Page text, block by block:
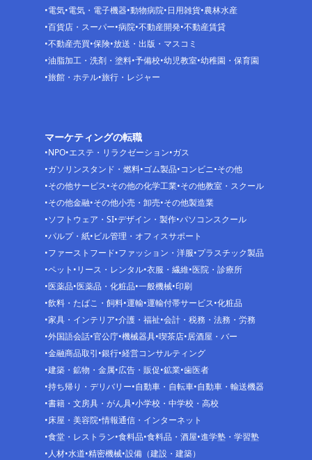
電気 電気・電子機器 動物病院 日用雑貨 農林水産
百貨店・スーパー 病院 不動産開発 不動産賃貸
不動産売買 保険 放送・出版・マスコミ
油脂加工・洗剤・塗料 予備校 幼児教室 幼稚園・保育園
旅館・ホテル 旅行・レジャー
マーケティングの転職
NPO エステ・リラクゼーション ガス
ガソリンスタンド・燃料 ゴム製品 コンビニ その他
その他サービス その他の化学工業 その他教室・スクール
その他金融 その他小売・卸売 その他製造業
ソフトウェア・SI デザイン・製作 パソコンスクール
パルプ・紙 ビル管理・オフィスサポート
ファーストフード ファッション・洋服 プラスチック製品
ペット リース・レンタル 衣服・繊維 医院・診療所
医薬品 医薬品・化粧品 一般機械 印刷
飲料・たばこ・飼料 運輸 運輸付帯サービス 化粧品
家具・インテリア 介護・福祉 会計・税務・法務・労務
外国語会話 官公庁 機械器具 喫茶店 居酒屋・バー
金融商品取引 銀行 経営コンサルティング
建築・鉱物・金属 広告・販促 鉱業 歯医者
持ち帰り・デリバリー 自動車・自転車 自動車・輸送機器
書籍・文房具・がん具 小学校・中学校・高校
床屋・美容院 情報通信・インターネット
食堂・レストラン 食料品 食料品・酒屋 進学塾・学習塾
人材 水道 精密機械 設備（建設・建築）